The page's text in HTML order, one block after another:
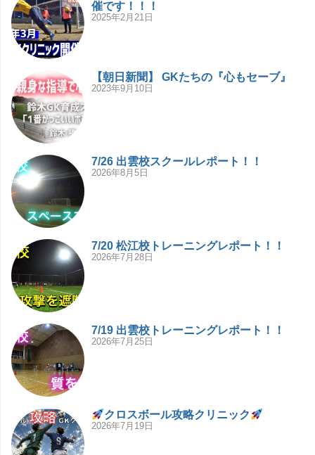
催です！！！
2025年2月21日
【朝日新聞】 GKたちの『心もセーブ』
2023年9月10日
7/26 出雲校スクールレポート！！
2026年8月5日
7/20 松江校トレーニングレポート！！
2026年7月28日
7/19 出雲校トレーニングレポート！！
2026年7月25日
クロスボール攻略クリニック
2026年7月19日